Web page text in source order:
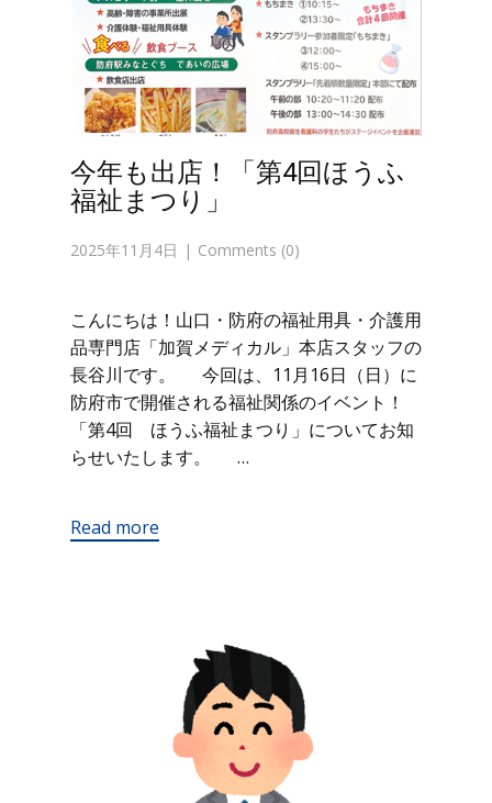
今年も出店！「第4回ほうふ
福祉まつり」
2025年11月4日 Comments (0)
こんにちは！山口・防府の福祉用具・介護用
品専門店「加賀メディカル」本店スタッフの
長谷川です。 今回は、11月16日（日）に
防府市で開催される福祉関係のイベント！
「第4回 ほうふ福祉まつり」についてお知
らせいたします。 …
Read more